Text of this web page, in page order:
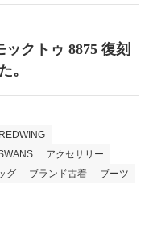
クトゥ 8875 復刻
。
REDWING
アクセサリー
グ ブランド古着
ブーツ